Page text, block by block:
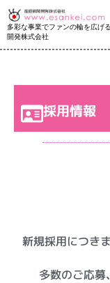
多彩な事業でファンの輪を広げ
開発株式会社
採用情報
新規採用につき
多数のご応募